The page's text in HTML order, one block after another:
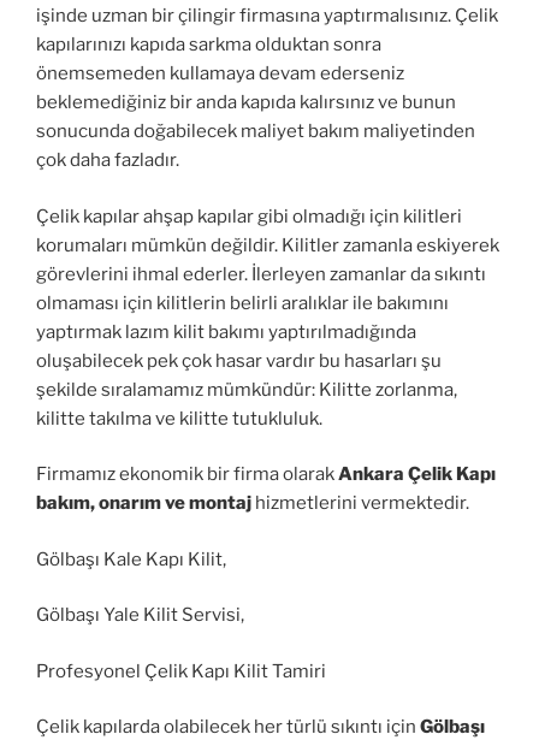
işinde uzman bir çilingir firmasına yaptırmalısınız. Çelik
kapılarınızı kapıda sarkma olduktan sonra
önemsemeden kullamaya devam ederseniz
beklemediğiniz bir anda kapıda kalırsınız ve bunun
sonucunda doğabilecek maliyet bakım maliyetinden
çok daha fazladır.
Çelik kapılar ahşap kapılar gibi olmadığı için kilitleri
korumaları mümkün değildir. Kilitler zamanla eskiyerek
görevlerini ihmal ederler. İlerleyen zamanlar da sıkıntı
olmaması için kilitlerin belirli aralıklar ile bakımını
yaptırmak lazım kilit bakımı yaptırılmadığında
oluşabilecek pek çok hasar vardır bu hasarları şu
şekilde sıralamamız mümkündür: Kilitte zorlanma,
kilitte takılma ve kilitte tutukluluk.
Firmamız ekonomik bir firma olarakAnkara Çelik Kapı
bakım, onarım ve montaj hizmetlerini vermektedir.
Gölbaşı Kale Kapı Kilit,
Gölbaşı Yale Kilit Servisi,
Profesyonel Çelik Kapı Kilit Tamiri
Çelik kapılarda olabilecek her türlü sıkıntı için Gölbaşı